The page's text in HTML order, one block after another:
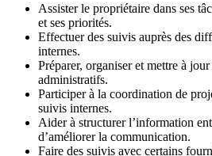
Assister le propriétaire dans ses
et ses priorités.
Effectuer des suivis auprès des
internes.
Préparer, organiser et mettre à
administratifs.
Participer à la coordination de
suivis internes.
Aider à structurer l’information
d’améliorer la communication.
Faire des suivis avec certains